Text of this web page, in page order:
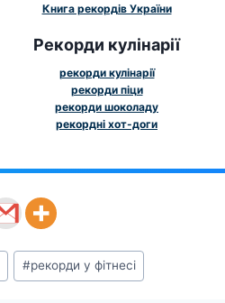
Книга рекордів України
Рекорди кулінарії
рекорди кулінарії
рекорди піци
рекорди шоколаду
рекордні хот-доги
#рекорди у фітнесі